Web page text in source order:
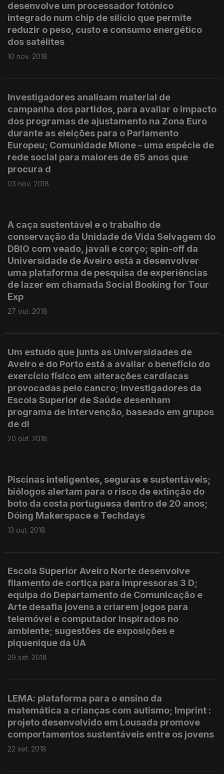
desenvolve um processador fotónico
integrado num chip de silício que permite
reduzir o peso, custo e consumo energético
dos satélites
10 nov. 2018
Investigadores analisam material de
campanha dos partidos, para avaliar o impacto
dos programas de ajustamento na Zona Euro
durante as eleições para o Parlamento
Europeu; Comunidade Mione - uma espécie de
rede social para maiores de 65 anos que
procura d
03 nov. 2018
A caça sustentável e o trabalho de
conservação da Unidade de Vida Selvagem do
DBIO com veado, javali e corço; spin-off da
Universidade de Aveiro está a desenvolver
uma plataforma de pesquisa de experiências
de lazer em chamada Social Booking for Tour
Exp
27 out. 2018
Um estudo que junta as Universidades de
Aveiro e do Porto está a avaliar o benefício do
exercício físico em alterações cardíacas
provocadas pelo cancro; investigadores da
Escola Superior de Saúde desenham
programa de intervenção, baseado em grupos
de di
20 out. 2018
Piscinas inteligentes, seguras e sustentáveis;
biólogos alertam para o risco de extinção do
boto da costa portuguesa dentro de 20 anos;
Dóing Makerspace e Techdays
13 out. 2018
Escola Superior Aveiro Norte desenvolve
filamento de cortiça para impressoras 3 D;
equipa do Departamento de Comunicação e
Arte desafia jovens a criarem jogos para
telemóvel e computador inspirados no
ambiente; sugestões de exposições e
piquenique da UA
29 set. 2018
LEMA: plataforma para o ensino da
matemática a crianças com autismo; Imprint :
projeto desenvolvido em Lousada promove
comportamentos sustentáveis entre os jovens
22 set. 2018